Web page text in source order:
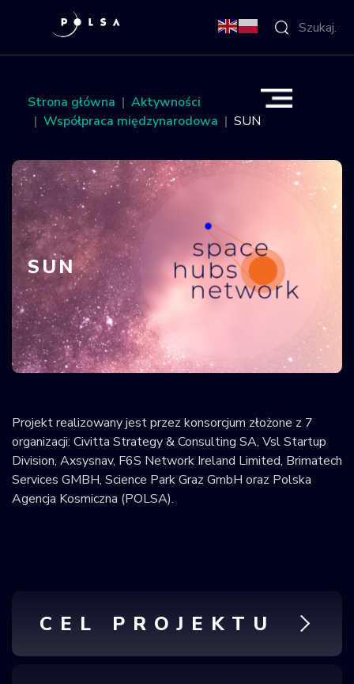
O Agencji
Misja IGNIS
NSIS
Sektor
Polska w
kosmosie
Krajowy Rejestr
Kosmicznych
Strona główna
Aktywności
Współpraca międzynarodowa
SUN
SUN
Projekt realizowany jest przez konsorcjum złożone z 7
organizacji: Civitta Strategy & Consulting SA, Vsl Startup
Division, Axsysnav, F6S Network Ireland Limited, Brimatech
Services GMBH, Science Park Graz GmbH oraz Polska
Agencja Kosmiczna (POLSA).
CEL PROJEKTU